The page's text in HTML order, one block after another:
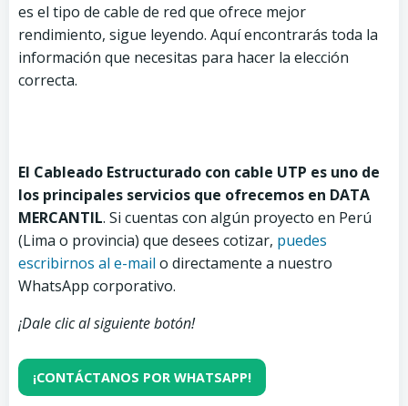
es el tipo de cable de red que ofrece mejor
rendimiento, sigue leyendo. Aquí encontrarás toda la
información que necesitas para hacer la elección
correcta.
El Cableado Estructurado con cable UTP es uno de
los principales servicios que ofrecemos en DATA
MERCANTIL. Si cuentas con algún proyecto en Perú
(Lima o provincia) que desees cotizar, puedes
escribirnos al e-mail o directamente a nuestro
WhatsApp corporativo.
¡Dale clic al siguiente botón!
¡CONTÁCTANOS POR WHATSAPP!